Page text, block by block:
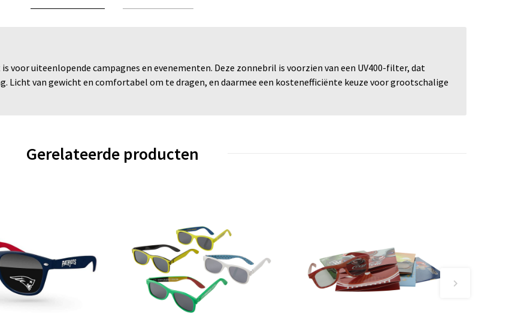
voor uiteenlopende campagnes en evenementen. Deze zonnebril is voorzien van een UV400-filter, dat
van gewicht en comfortabel om te dragen, en daarmee een kostenefficiënte keuze voor grootschalige
Gerelateerde producten